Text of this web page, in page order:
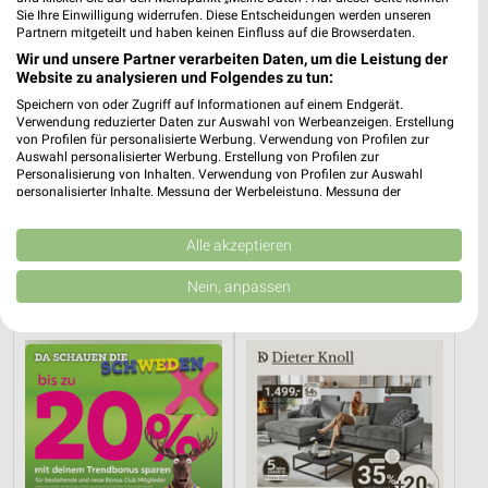
Gültig 2026
Super Sale
Gültig bis Sa. 22.08.
Sie Ihre Einwilligung widerrufen. Diese Entscheidungen werden unseren
Partnern mitgeteilt und haben keinen Einfluss auf die Browserdaten.
Wir und unsere Partner verarbeiten Daten, um die Leistung der
Website zu analysieren und Folgendes zu tun:
Speichern von oder Zugriff auf Informationen auf einem Endgerät.
Verwendung reduzierter Daten zur Auswahl von Werbeanzeigen. Erstellung
von Profilen für personalisierte Werbung. Verwendung von Profilen zur
Auswahl personalisierter Werbung. Erstellung von Profilen zur
Personalisierung von Inhalten. Verwendung von Profilen zur Auswahl
personalisierter Inhalte. Messung der Werbeleistung. Messung der
Kombinationen von Daten aus verschiedenen Quellen. Entwicklung und
Verbesserung der Angebote. Verwendung reduzierter Daten zur Auswahl
von Inhalten.
Daten können außerhalb der Europäischen Union weitergegeben und in die
USA gesendet werden.
Website/App.
Partnerliste anzeigen (1 IAB-Anbieter)
Wir nutzen Ihre Daten für folgende Zwecke:
IAB-Verarbeitungszwecke:
Speichern von oder Zugriff auf Informationen
auf einem Endgerät
Alle akzeptieren
Nein, anpassen